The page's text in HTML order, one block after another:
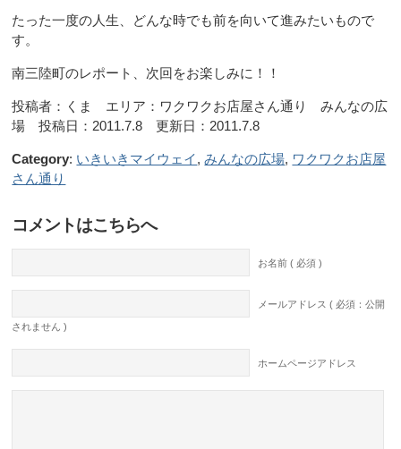
たった一度の人生、どんな時でも前を向いて進みたいもので
す。
南三陸町のレポート、次回をお楽しみに！！
投稿者：くま エリア：ワクワクお店屋さん通り みんなの広
場 投稿日：2011.7.8 更新日：2011.7.8
Category: いきいきマイウェイ,みんなの広場, ワクワクお店屋
さん通り
コメントはこちらへ
お名前 ( 必須 )
メールアドレス ( 必須：公開
されません )
ホームページアドレス